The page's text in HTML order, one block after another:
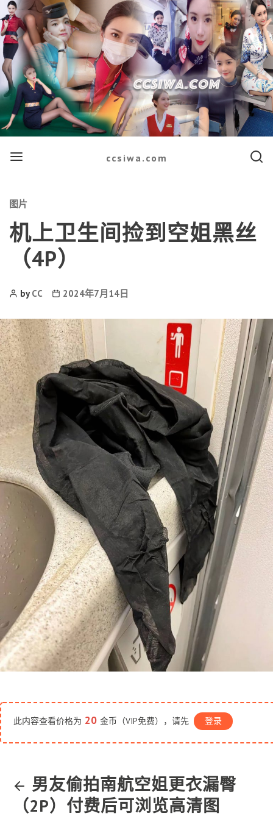
Menu ccsiwa.com Search
Categories
图片
机上卫生间捡到空姐黑丝
（4P）
PostbyCC
Post2024年7月14日
此内容查看价格为 20 金币（VIP免费），请先 登录
男友偷拍南航空姐更衣漏臀
（2P）付费后可浏览高清图